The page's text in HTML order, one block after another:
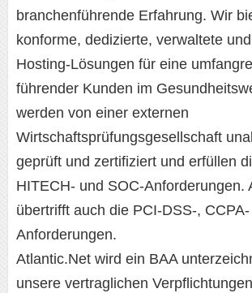
branchenführende Erfahrung. Wir
konforme, dedizierte, verwaltete
Hosting-Lösungen für eine
führender Kunden im
werden von einer externen
Wirtschaftsprüfungsgesellschaft
geprüft und zertifiziert und erfüllen
HITECH- und SOC-Anforderungen.
übertrifft auch die PCI-DSS-,
Anforderungen.
Atlantic.Net wird ein BAA
unsere vertraglichen